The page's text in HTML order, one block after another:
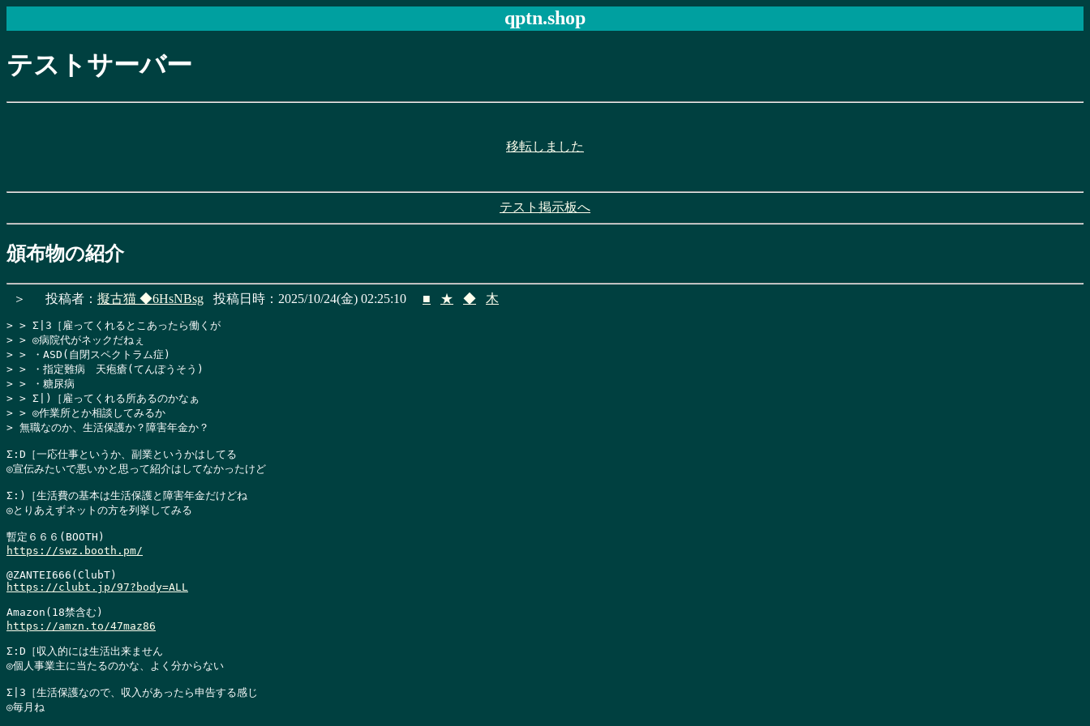
qptn.shop
テストサーバー
移転しました
テスト掲示板へ
頒布物の紹介
＞ 投稿者： 擬古猫 ◆6HsNBsg 投稿日時：2025/10/24(金) 02:25:10 ■ ★ ◆ 木
> > Σ|3［雇ってくれるとこあったら働くが
> > ◎病院代がネックだねぇ
> > ・ASD(自閉スペクトラム症)
> > ・指定難病　天疱瘡(てんぽうそう)
> > ・糖尿病
> > Σ|)［雇ってくれる所あるのかなぁ
> > ◎作業所とか相談してみるか
> 無職なのか、生活保護か？障害年金か？
Σ:D［一応仕事というか、副業というかはしてる
◎宣伝みたいで悪いかと思って紹介はしてなかったけど
Σ:)［生活費の基本は生活保護と障害年金だけどね
◎とりあえずネットの方を列挙してみる
https://swz.booth.pm/
https://clubt.jp/97?body=ALL
https://amzn.to/47maz86
Σ:D［収入的には生活出来ません
◎個人事業主に当たるのかな、よく分からない
Σ|3［生活保護なので、収入があったら申告する感じ
◎毎月ね